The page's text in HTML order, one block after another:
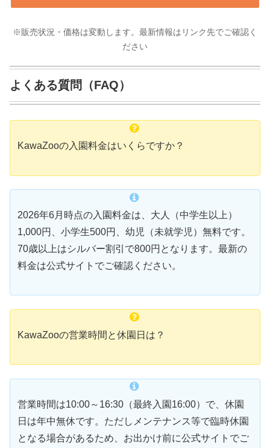
※販売状況・価格は変動します。最新情報はリンク先でご確認く
ださい
よくある質問（FAQ）
KawaZooの入園料金はいくらですか？
2026年6月時点の入園料金は、大人（中学生以上）
1,000円、小学生500円、幼児（未就学児）無料です。
70歳以上はシルバー割引で800円となります。最新の
料金は公式サイトでご確認ください。
KawaZooの営業時間と休園日は？
営業時間は10:00～16:30（最終入園16:00）で、休園
日は年中無休です。ただしメンテナンス等で臨時休園
となる場合があるため、お出かけ前に公式サイトでご